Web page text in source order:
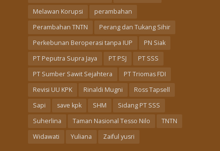
Melawan Korupsi
perambahan
Perambahan TNTN
Perang dan Tukang Sihir
Perkebunan Beroperasi tanpa IUP
PN Siak
PT Peputra Supra Jaya
PT PSJ
PT SSS
PT Sumber Sawit Sejahtera
PT Triomas FDI
Revisi UU KPK
Rinaldi Mugni
Ross Tapsell
Sapi
save kpk SHM
Sidang PT SSS
Suherlina
Taman Nasional Tesso Nilo
TNTN
Widawati
Yuliana Zaiful yusri